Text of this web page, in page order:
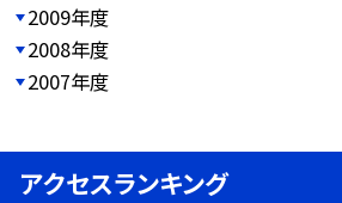
2009年度
2008年度
2007年度
アクセスランキング